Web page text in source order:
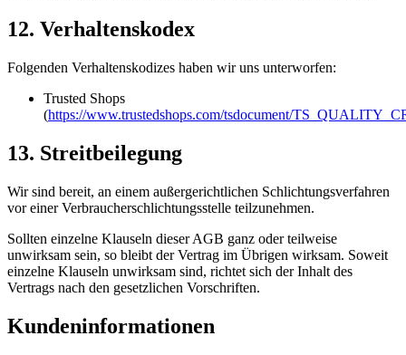
12. Verhaltenskodex
Folgenden Verhaltenskodizes haben wir uns unterworfen:
Trusted Shops
(https://www.trustedshops.com/tsdocument/
13. Streitbeilegung
Wir sind bereit, an einem außergerichtlichen Schlichtungsverfahren
vor einer Verbraucherschlichtungsstelle teilzunehmen.
Sollten einzelne Klauseln dieser AGB ganz oder teilweise
unwirksam sein, so bleibt der Vertrag im Übrigen wirksam. Soweit
einzelne Klauseln unwirksam sind, richtet sich der Inhalt des
Vertrags nach den gesetzlichen Vorschriften.
Kundeninformationen